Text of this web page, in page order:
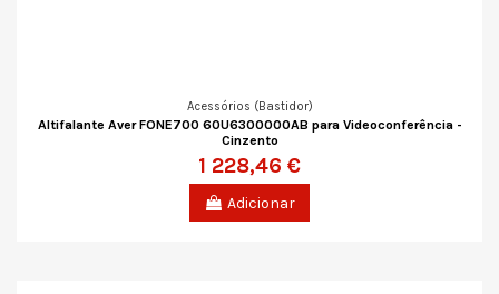
Acessórios (Bastidor)
Altifalante Aver FONE700 60U6300000AB para Videoconferência -
Cinzento
1 228,46 €
Adicionar